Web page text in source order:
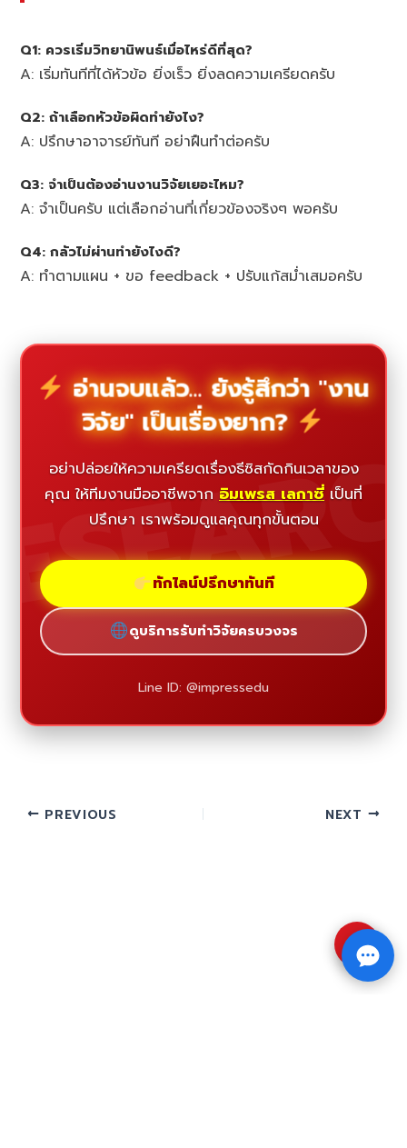
Q1: ควรเริ่มวิทยานิพนธ์เมื่อไหร่ดีที่สุด?
A: เริ่มทันทีที่ได้หัวข้อ ยิ่งเร็ว ยิ่งลดความเครียดครับ
Q2: ถ้าเลือกหัวข้อผิดทำยังไง?
A: ปรึกษาอาจารย์ทันที อย่าฝืนทำต่อครับ
Q3: จำเป็นต้องอ่านงานวิจัยเยอะไหม?
A: จำเป็นครับ แต่เลือกอ่านที่เกี่ยวข้องจริงๆ พอครับ
Q4: กลัวไม่ผ่านทำยังไงดี?
A: ทำตามแผน + ขอ feedback + ปรับแก้สม่ำเสมอครับ
อ่านจบแล้ว... ยังรู้สึกว่า "งาน
วิจัย" เป็นเรื่องยาก?
อย่าปล่อยให้ความเครียดเรื่องธีซิสกัดกินเวลาของ
คุณ ให้ทีมงานมืออาชีพจาก อิมเพรส เลกาซี่ เป็นที่
ปรึกษา เราพร้อมดูแลคุณทุกขั้นตอน
ทักไลน์ปรึกษาทันที
ดูบริการรับทำวิจัยครบวงจร
Line ID: @impressedu
PREVIOUS NEXT
⇧